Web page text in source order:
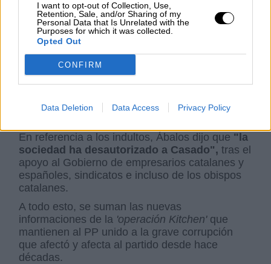
I want to opt-out of Collection, Use,
Retention, Sale, and/or Sharing of my
Personal Data that Is Unrelated with the
Purposes for which it was collected.
Opted Out
CONFIRM
Data Deletion Data Access Privacy Policy
Contra follones, indultos
lunes, 31 de mayo de 2021
En referencia a los indultos, Ábalos dijo que "la
sociedad ha desautorizado a Casado", tras el
apoyo al Gobierno de empresarios catalanes y
españoles, sindicatos e incluso de los obispos
catalanes.
A todo esto, se suman las nuevas
informaciones de la 'operación Kitchen'que
mantienen al PP unido a la grave corrupción
que afectó y afecta al partido desde hace
décadas.